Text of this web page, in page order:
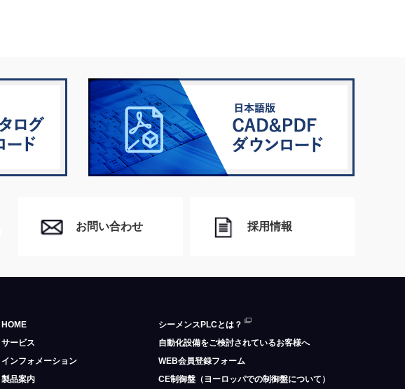
お問い合わせ 採用情報
HOME
サービス
インフォメーション
製品案内
シーメンスPLCとは？
自動化設備をご検討されているお客様へ
WEB会員登録フォーム
CE制御盤（ヨーロッパでの制御盤について）